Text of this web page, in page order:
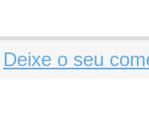
Deixe o seu